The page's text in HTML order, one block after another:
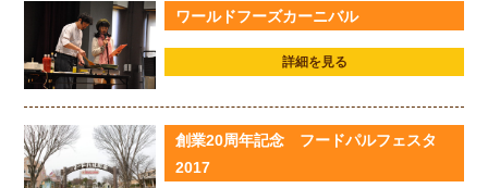
ワールドフーズカーニバル
詳細を見る
創業20周年記念 フードパルフェスタ
2017